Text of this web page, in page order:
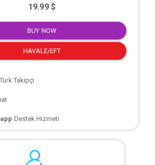
19.99 $
BUY NOW
HAVALE/EFT
Takipçi
Destek Hizmeti